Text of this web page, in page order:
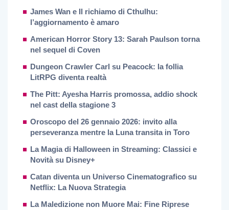
James Wan e Il richiamo di Cthulhu:
l’aggiornamento è amaro
American Horror Story 13: Sarah Paulson torna
nel sequel di Coven
Dungeon Crawler Carl su Peacock: la follia
LitRPG diventa realtà
The Pitt: Ayesha Harris promossa, addio shock
nel cast della stagione 3
Oroscopo del 26 gennaio 2026: invito alla
perseveranza mentre la Luna transita in Toro
La Magia di Halloween in Streaming: Classici e
Novità su Disney+
Catan diventa un Universo Cinematografico su
Netflix: La Nuova Strategia
La Maledizione non Muore Mai: Fine Riprese